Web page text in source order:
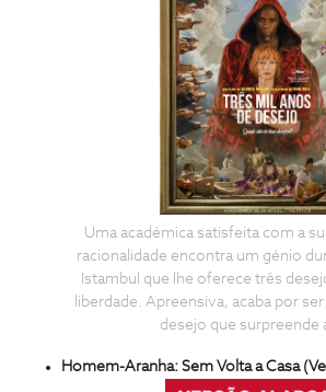
Uma académica satisfeita com a
racionalidade encontra um génio
Istambul que lhe oferece três
liberdade. Apreensiva, acaba por
desejo que surpreende
Homem-Aranha: Sem Volta a Casa